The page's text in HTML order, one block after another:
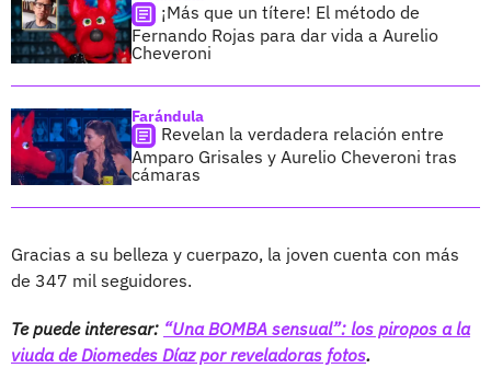
¡Más que un títere! El método de
Fernando Rojas para dar vida a Aurelio
Cheveroni
Farándula
Revelan la verdadera relación entre
Amparo Grisales y Aurelio Cheveroni tras
cámaras
Gracias a su belleza y cuerpazo, la joven cuenta con más
de 347 mil seguidores.
Te puede interesar: “Una BOMBA sensual”: los piropos a la
viuda de Diomedes Díaz por reveladoras fotos.